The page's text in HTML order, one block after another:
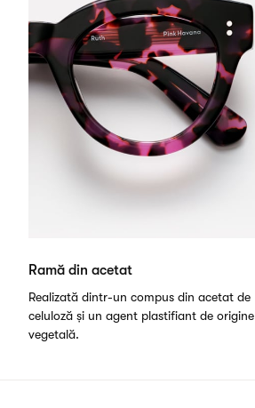
Ramă din acetat
Realizată dintr-un compus din acetat de
celuloză și un agent plastifiant de origine
vegetală.